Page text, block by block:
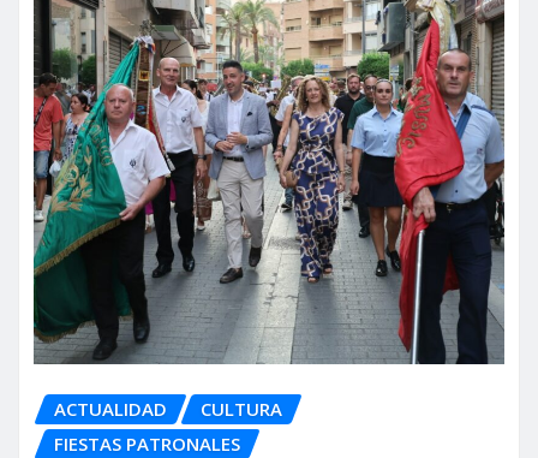
ACTUALIDAD
CULTURA
FIESTAS PATRONALES